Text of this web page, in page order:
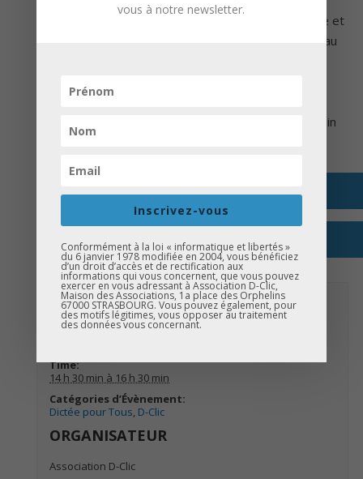
Goûter offert préparé par les secteurs jeunesse et
famille des Centres Socioculturels, contribuant ainsi au
Anim&Moi : maquillage, sculptures sur ballons et plein
+ EXPORTER VERS ICAL
DETAILS
Date:
Time:
14 h 30 min à 16 h 30 min
Catégories d’Évènement:
Dictée pour Tous, D-Clic
ORGANISATEUR
Association D-Clic
vous à notre newsletter.
Inscrivez-vous
Conformément à la loi « informatique et libertés »
du 6 janvier 1978 modifiée en 2004, vous bénéficiez
d’un droit d’accès et de rectification aux
informations qui vous concernent, que vous pouvez
exercer en vous adressant à Association D-Clic,
Maison des Associations, 1a place des Orphelins
67000 STRASBOURG. Vous pouvez également, pour
des motifs légitimes, vous opposer au traitement
des données vous concernant.